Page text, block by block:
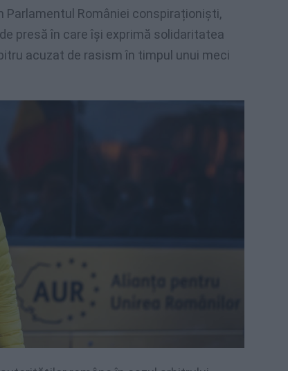
Parlamentul României conspiraționiști,
presă în care își exprimă solidaritatea
acuzat de rasism în timpul unui meci